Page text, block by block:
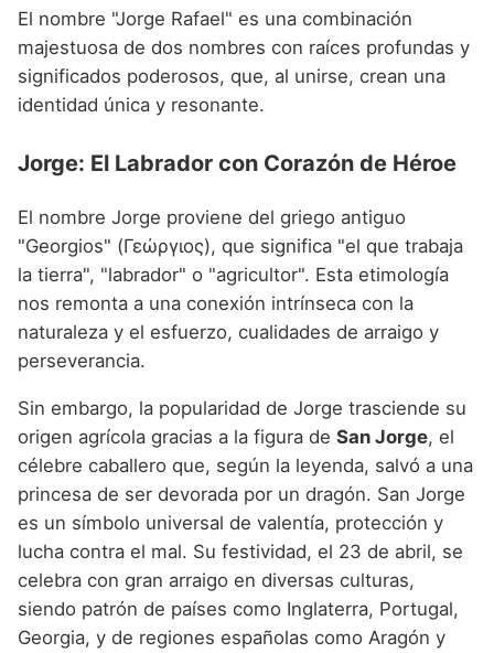
Nombres de niño que empiezan por P
Nombres de niño que empiezan por Q
Nombres de niño que empiezan por R
Nombres de niño que empiezan por U
Nombres de niño que empiezan por V
Nombres de niño que empiezan por W
Nombres de niño que empiezan por X
Nombres de niño que empiezan por Z
Nombres de Niño Valencianos
Nombres de Niño Vascos
Nombres de Niño Rumanos
Nombres de Niño Rusos
Nombres de Niño Suecos
El nombre "Jorge Rafael" es una combinación
majestuosa de dos nombres con raíces profundas y
significados poderosos, que, al unirse, crean una
identidad única y resonante.
Jorge: El Labrador con Corazón de Héroe
El nombre Jorge proviene del griego antiguo
"Georgios" (Γεώργιος), que significa "el que trabaja
la tierra", "labrador" o "agricultor". Esta etimología
nos remonta a una conexión intrínseca con la
naturaleza y el esfuerzo, cualidades de arraigo y
perseverancia.
Sin embargo, la popularidad de Jorge trasciende su
origen agrícola gracias a la figura de San Jorge, el
célebre caballero que, según la leyenda, salvó a una
princesa de ser devorada por un dragón. San Jorge
es un símbolo universal de valentía, protección y
lucha contra el mal. Su festividad, el 23 de abril, se
celebra con gran arraigo en diversas culturas,
siendo patrón de países como Inglaterra, Portugal,
Georgia, y de regiones españolas como Aragón y